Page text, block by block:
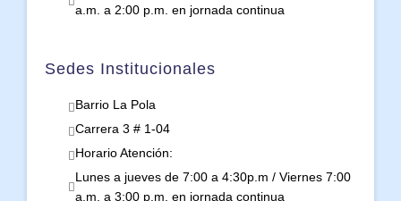
a.m. a 2:00 p.m. en jornada continua
Sedes Institucionales
Barrio La Pola
Carrera 3 # 1-04
Horario Atención:
Lunes a jueves de 7:00 a 4:30p.m / Viernes 7:00
a.m. a 3:00 p.m. en jornada continua